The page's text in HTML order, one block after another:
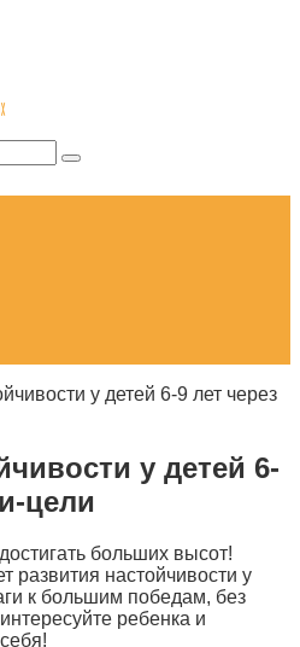
у детей 6-9 лет через
у детей 6-
цели
больших высот!
развития настойчивости у
к большим победам, без
ребенка и